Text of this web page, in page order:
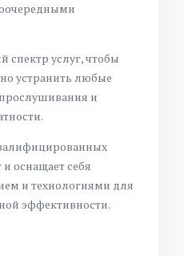
услуг, чтобы
устранить любые
и
оснащает себя
и технологиями для
эффективности.